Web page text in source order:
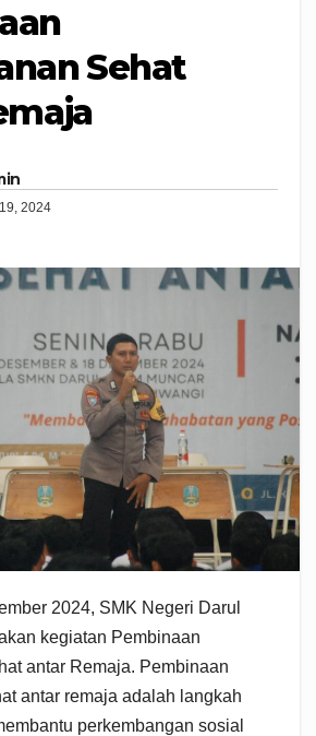
Sehat
2024
2024, SMK Negeri Darul
kegiatan Pembinaan
antar Remaja. Pembinaan
antar remaja adalah langkah
perkembangan sosial